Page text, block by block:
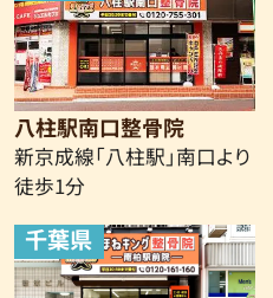
八柱駅南口整骨院
新京成線「八柱駅」南口より
徒歩1分
千葉県